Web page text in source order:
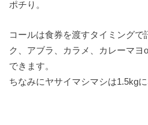
ポチり。
コールは食券を渡すタイミングで
ク、アブラ、カラメ、カレーマ
できます。
ちなみにヤサイマシマシは1.5kgに